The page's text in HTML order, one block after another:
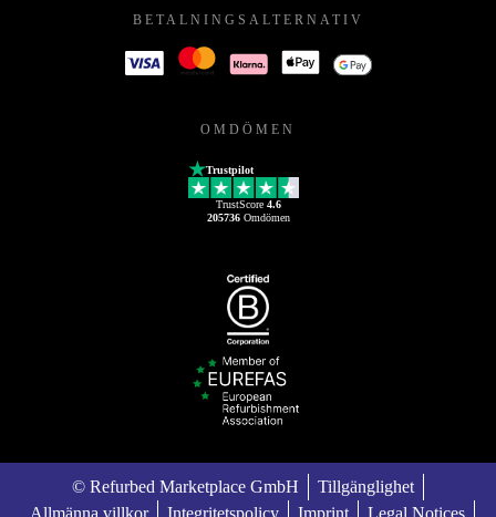
BETALNINGSALTERNATIV
OMDÖMEN
Trustpilot
TrustScore 4.6
205736Omdömen
© Refurbed Marketplace GmbH
Tillgänglighet
Allmänna villkor
Integritetspolicy Imprint Legal Notices